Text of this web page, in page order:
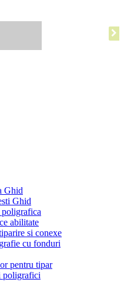
Ghid
Ghid
abilitate
si conexe
cu fonduri
pentru tipar
poligrafici